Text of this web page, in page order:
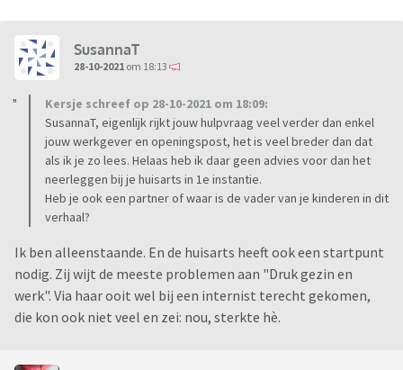
SusannaT
28-10-2021 om 18:13
Kersje schreef op 28-10-2021 om 18:09:
SusannaT, eigenlijk rijkt jouw hulpvraag veel verder dan enkel
jouw werkgever en openingspost, het is veel breder dan dat
als ik je zo lees. Helaas heb ik daar geen advies voor dan het
neerleggen bij je huisarts in 1e instantie.
Heb je ook een partner of waar is de vader van je kinderen in dit
verhaal?
Ik ben alleenstaande. En de huisarts heeft ook een startpunt
nodig. Zij wijt de meeste problemen aan "Druk gezin en
werk". Via haar ooit wel bij een internist terecht gekomen,
die kon ook niet veel en zei: nou, sterkte hè.